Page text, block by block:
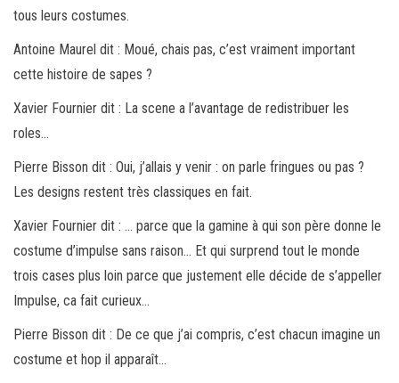
tous leurs costumes.
Antoine Maurel dit : Moué, chais pas, c’est vraiment important
cette histoire de sapes ?
Xavier Fournier dit : La scene a l’avantage de redistribuer les
roles…
Pierre Bisson dit : Oui, j’allais y venir : on parle fringues ou pas ?
Les designs restent très classiques en fait.
Xavier Fournier dit : … parce que la gamine à qui son père donne le
costume d’impulse sans raison… Et qui surprend tout le monde
trois cases plus loin parce que justement elle décide de s’appeller
Impulse, ca fait curieux…
Pierre Bisson dit : De ce que j’ai compris, c’est chacun imagine un
costume et hop il apparaît…